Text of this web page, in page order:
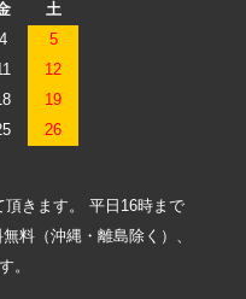
土
4
5
12
19
26
きます。 平日16時まで
料（沖縄・離島除く）、
。